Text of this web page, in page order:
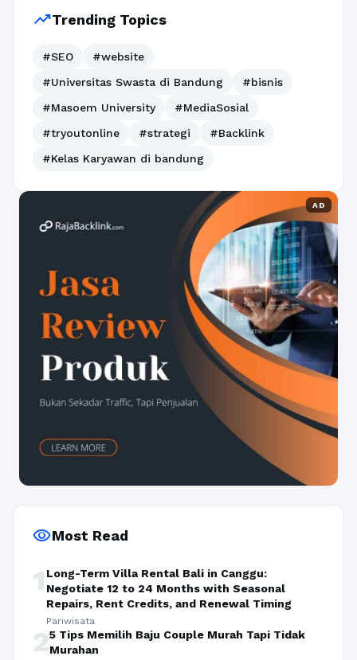
trending_upTrending Topics
#SEO
#website
#Universitas Swasta di Bandung
#bisnis
#Masoem University
#MediaSosial
#tryoutonline
#strategi
#Backlink
#Kelas Karyawan di bandung
AD
visibilityMost Read
1 Long-Term Villa Rental Bali in Canggu:
Negotiate 12 to 24 Months with Seasonal
Repairs, Rent Credits, and Renewal Timing
Pariwisata
25 Tips Memilih Baju Couple Murah Tapi Tidak
Murahan